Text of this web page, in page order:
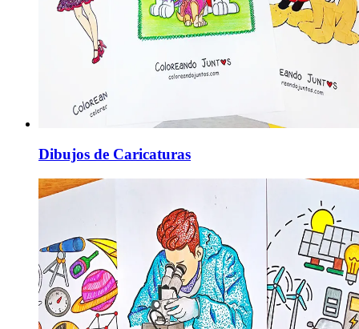
Dibujos de Caricaturas